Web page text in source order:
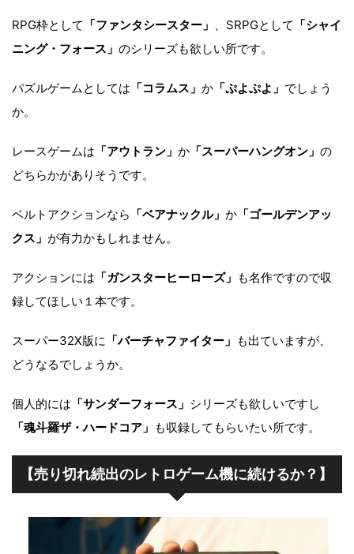
RPG枠として 「ファンタシースター」 、SRPGとして 「シャイ
ニング・フォース」 のシリーズも欲しい所です。
パズルゲームとしては 「コラムス」 か 「ぷよぷよ」 でしょう
か。
レースゲームは 「アウトラン」 か 「スーパーハングオン」 の
どちらかがありそうです。
ベルトアクションなら 「ベアナックル」 か 「ゴールデンアッ
クス」 が有力かもしれません。
アクションには 「ガンスターヒーローズ」 も名作ですので収
録してほしい１本です。
スーパー32X版に 「バーチャファイター」 も出ていますが、
どうなるでしょうか。
個人的には 「サンダーフォース」 シリーズも欲しいですし
「魂斗羅ザ・ハードコア」 も収録してもらいたい所です。
【売り切れ続出のレトロゲーム機に続けるか？】